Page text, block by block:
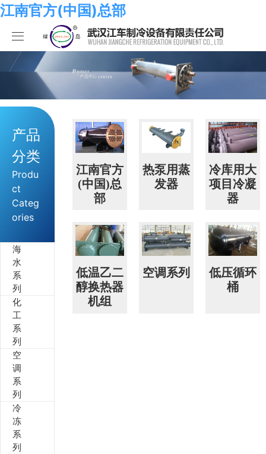
江南官方(中国)总部
江南官方(中国)总部
产品中心
化工系列
空调系列
热泵系列
食品系列
其他定制系列
关于我们
江南官方(中国)总部
荣誉资质
组织结构
样本手册
江南官方(中国)总部
江南官方(中国)总部
业绩考核
员工发展
江南官方(中国)总部
在线留言
产品
分类
Produ
ct
Categ
ories
海
水
系
列
化
工
系
列
空
调
系
列
冷
冻
系
列
江南官方
(中国)总
部
热泵用蒸
发器
冷库用大
项目冷凝
器
低温乙二
醇换热器
机组
空调系列
低压循环
桶